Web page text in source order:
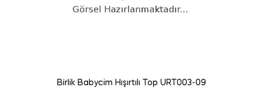
Birlik Babycim Hışırtılı Top URT003-09